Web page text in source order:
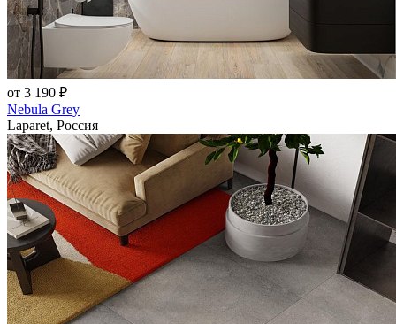
от 3 190 ₽
Nebula Grey
Laparet, Россия